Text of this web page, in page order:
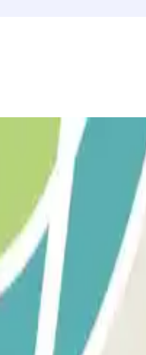
TE
BIJ HET
beschreven voor het in- en